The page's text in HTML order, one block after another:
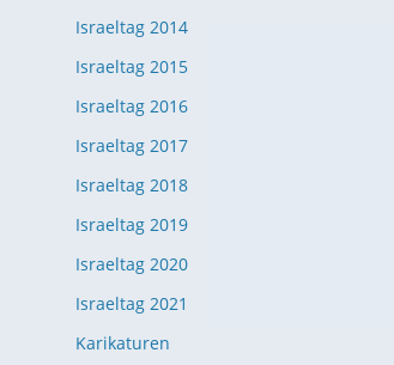
Israeltag 2014
Israeltag 2015
Israeltag 2016
Israeltag 2017
Israeltag 2018
Israeltag 2019
Israeltag 2020
Israeltag 2021
Karikaturen